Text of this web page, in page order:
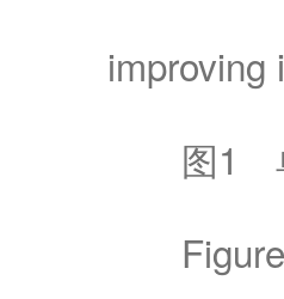
improving
图1 单
Figure